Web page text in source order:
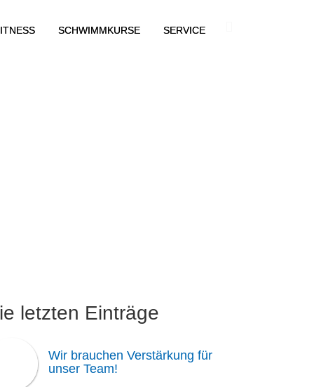
SCHWIMMKURSE SERVICE
letzten Einträge
Wir brauchen Verstärkung für
unser Team!